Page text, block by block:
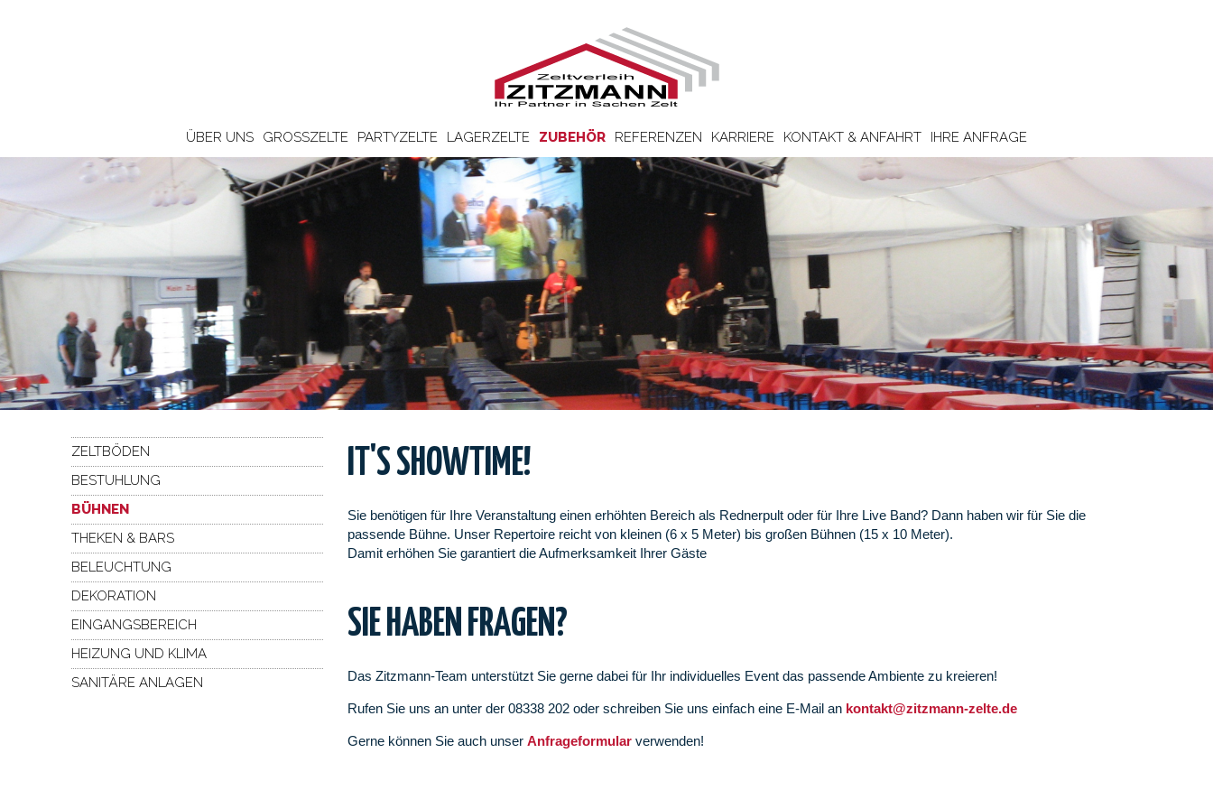
ÜBER UNS GROSSZELTE PARTYZELTE LAGERZELTE ZUBEHÖR REFERENZEN KARRIERE KONTAKT & ANFAHRT IHRE ANFRAGE
ZELTBÖDEN
BESTUHLUNG
BÜHNEN
THEKEN & BARS
BELEUCHTUNG
DEKORATION
EINGANGSBEREICH
HEIZUNG UND KLIMA
SANITÄRE ANLAGEN
IT'S SHOWTIME!
Sie benötigen für Ihre Veranstaltung einen erhöhten Bereich als Rednerpult oder für Ihre Live Band? Dann haben wir für Sie die
passende Bühne. Unser Repertoire reicht von kleinen (6 x 5 Meter) bis großen Bühnen (15 x 10 Meter).
Damit erhöhen Sie garantiert die Aufmerksamkeit Ihrer Gäste
SIE HABEN FRAGEN?
Das Zitzmann-Team unterstützt Sie gerne dabei für Ihr individuelles Event das passende Ambiente zu kreieren!
Rufen Sie uns an unter der 08338 202 oder schreiben Sie uns einfach eine E-Mail an kontakt@zitzmann-zelte.de
Gerne können Sie auch unser Anfrageformular verwenden!